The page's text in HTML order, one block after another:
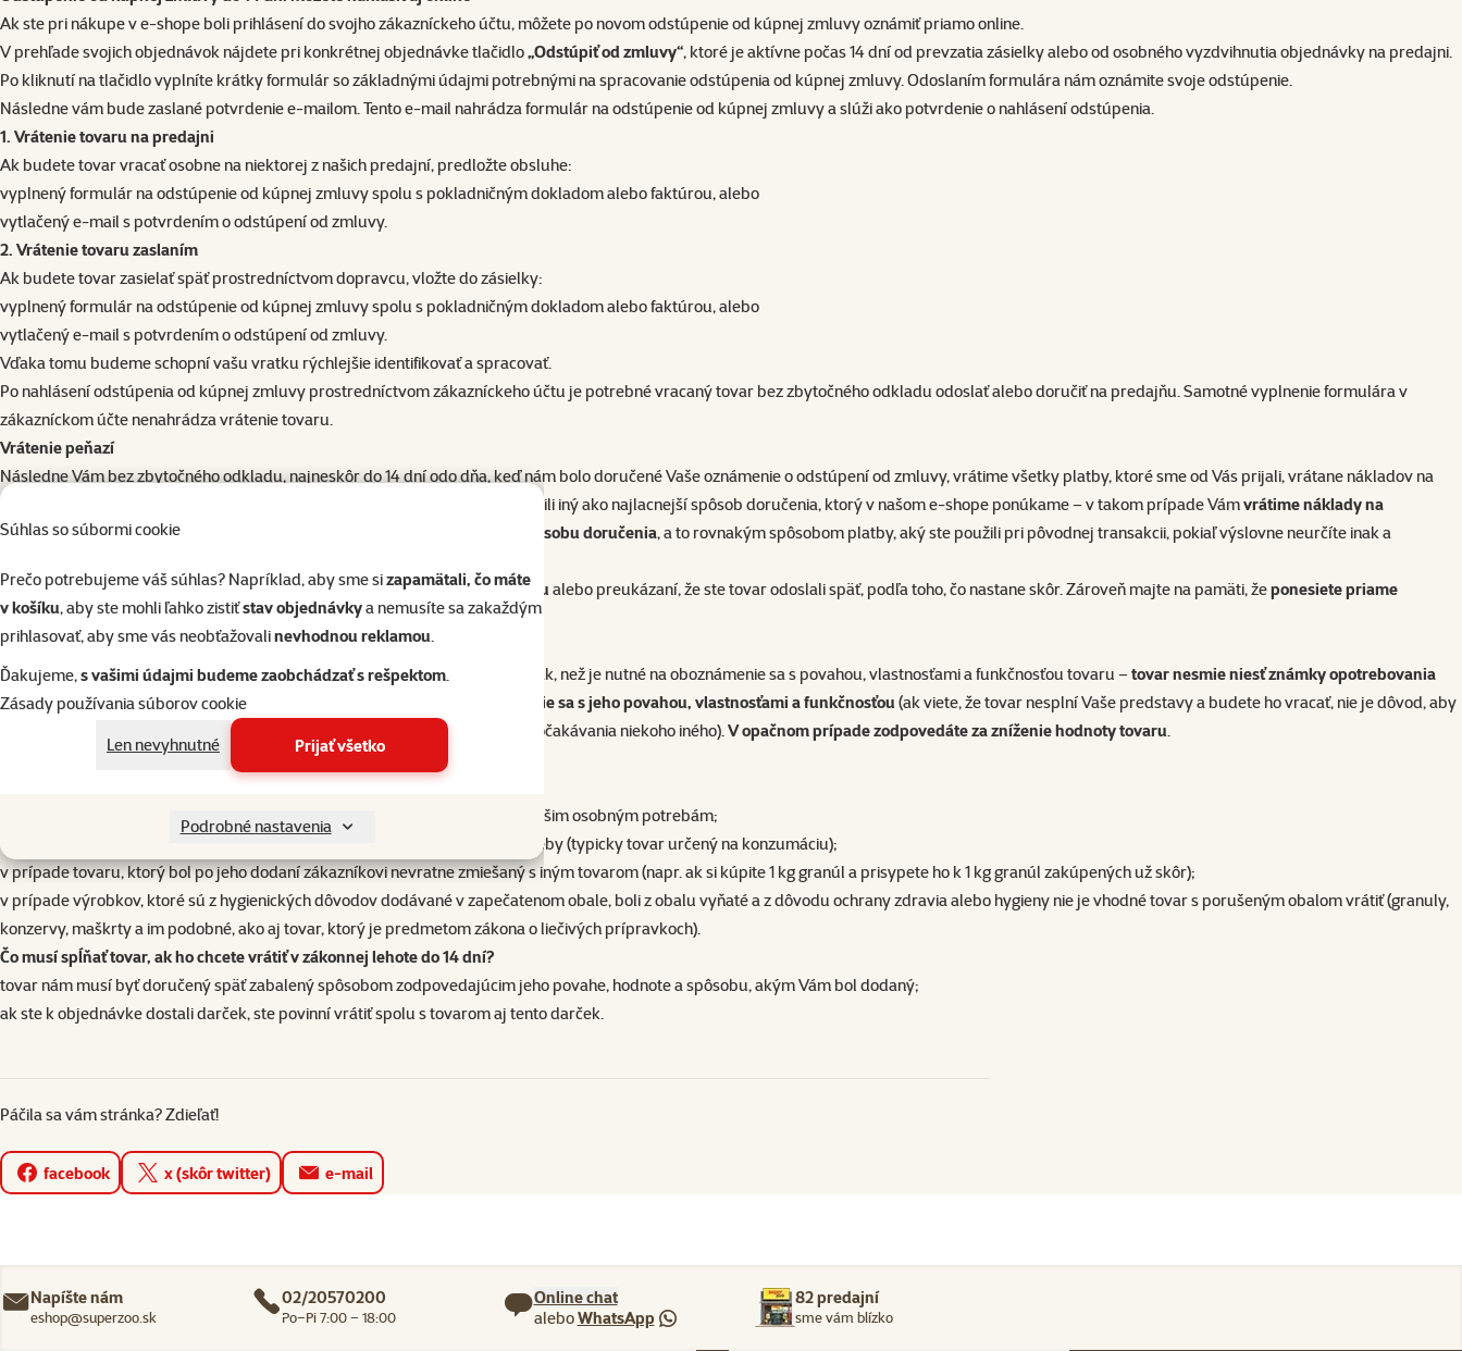
Súhlas so súbormi cookie
Prečo potrebujeme váš súhlas? Napríklad, aby sme sizapamätali, čo máte
v košíku, aby ste mohli ľahko zistiťstav objednávkya nemusíte sa zakaždým
prihlasovať, aby sme vás neobťažovalinevhodnou reklamou.
Ďakujeme,s vašimi údajmi budeme zaobchádzať s rešpektom.
Zásady používania súborov cookie
Len nevyhnutné
Prijať všetko
Podrobné nastavenia
Ak ste pri nákupe v e-shope boli prihlásení do svojho zákazníckeho účtu, môžete po novom odstúpenie od kúpnej zmluvy oznámiť priamo online.
V prehľade svojich objednávok nájdete pri konkrétnej objednávke tlačidlo„Odstúpiť od zmluvy“, ktoré je aktívne počas 14 dní od prevzatia zásielky alebo od osobného vyzdvihnutia objednávky na predajni.
Po kliknutí na tlačidlo vyplníte krátky formulár so základnými údajmi potrebnými na spracovanie odstúpenia od kúpnej zmluvy. Odoslaním formulára nám oznámite svoje odstúpenie.
Následne vám bude zaslané potvrdenie e-mailom. Tento e-mail nahrádza formulár na odstúpenie od kúpnej zmluvy a slúži ako potvrdenie o nahlásení odstúpenia.
1. Vrátenie tovaru na predajni
Ak budete tovar vracať osobne na niektorej z našich predajní, predložte obsluhe:
vyplnený formulár na odstúpenie od kúpnej zmluvy spolu s pokladničným dokladom alebo faktúrou, alebo
vytlačený e-mail s potvrdením o odstúpení od zmluvy.
2. Vrátenie tovaru zaslaním
Ak budete tovar zasielať späť prostredníctvom dopravcu, vložte do zásielky:
vyplnený formulár na odstúpenie od kúpnej zmluvy spolu s pokladničným dokladom alebo faktúrou, alebo
vytlačený e-mail s potvrdením o odstúpení od zmluvy.
Vďaka tomu budeme schopní vašu vratku rýchlejšie identifikovať a spracovať.
Po nahlásení odstúpenia od kúpnej zmluvy prostredníctvom zákazníckeho účtu je potrebné vracaný tovar bez zbytočného odkladu odoslať alebo doručiť na predajňu. Samotné vyplnenie formulára v
zákazníckom účte nenahrádza vrátenie tovaru.
Vrátenie peňazí
Následne Vám bez zbytočného odkladu, najneskôr do 14 dní odo dňa, keď nám bolo doručené Vaše oznámenie o odstúpení od zmluvy, vrátime všetky platby, ktoré sme od Vás prijali, vrátane nákladov na
doručenie tovaru, s výnimkou nákladov na doručenie v prípade, že ste si zvolili iný ako najlacnejší spôsob doručenia, ktorý v našom e-shope ponúkame – v takom prípade Vámvrátime náklady na
doručenie vo výške zodpovedajúcej najlacnejšiemu nami ponúkanému spôsobu doručenia, a to rovnakým spôsobom platby, aký ste použili pri pôvodnej transakcii, pokiaľ výslovne neurčíte inak a
Majte, prosím, na pamäti, žeplatbu vrátime až po obdržaní vráteného tovarualebo preukázaní, že ste tovar odoslali späť, podľa toho, čo nastane skôr. Zároveň majte na pamäti, žeponesiete priame
náklady spojené s vrátením tovaru.
Zodpovednosť za zníženie hodnoty tovaru
Zodpovedáte iba za zníženie hodnoty tovaru v dôsledku nakladania s ním inak, než je nutné na oboznámenie sa s povahou, vlastnosťami a funkčnosťou tovaru –tovar nesmie niesť známky opotrebovania
spôsobené nakladaním iným spôsobom, ako je nevyhnutné na oboznámenie sa s jeho povahou, vlastnosťami a funkčnosťou(ak viete, že tovar nesplní Vaše predstavy a budete ho vracať, nie je dôvod, aby
ste ho nechali Vášmu domácemu miláčikovi „napospas“ – tovar môže splniť očakávania niekoho iného).V opačnom prípade zodpovedáte za zníženie hodnoty tovaru.
Aký tovar nemožno u nás vrátiť v zákonnej lehote 14 dní
v prípade tovaru upraveného na želanie zákazníka alebo prispôsobeného Vašim osobným potrebám;
v prípade tovaru podliehajúceho rýchlej skaze alebo s krátkou dobou spotreby (typicky tovar určený na konzumáciu);
v prípade tovaru, ktorý bol po jeho dodaní zákazníkovi nevratne zmiešaný s iným tovarom (napr. ak si kúpite 1 kg granúl a prisypete ho k 1 kg granúl zakúpených už skôr);
v prípade výrobkov, ktoré sú z hygienických dôvodov dodávané v zapečatenom obale, boli z obalu vyňaté a z dôvodu ochrany zdravia alebo hygieny nie je vhodné tovar s porušeným obalom vrátiť (granuly,
konzervy, maškrty a im podobné, ako aj tovar, ktorý je predmetom zákona o liečivých prípravkoch).
Čo musí spĺňať tovar, ak ho chcete vrátiť v zákonnej lehote do 14 dní?
tovar nám musí byť doručený späť zabalený spôsobom zodpovedajúcim jeho povahe, hodnote a spôsobu, akým Vám bol dodaný;
ak ste k objednávke dostali darček, ste povinní vrátiť spolu s tovarom aj tento darček.
Páčila sa vám stránka? Zdieľať!
facebook x (skôr twitter) e-mail
Napíšte nám
eshop@superzoo.sk
02/20570200
Po–Pi 7:00 – 18:00
Online chat
aleboWhatsApp
82 predajní
sme vám blízko